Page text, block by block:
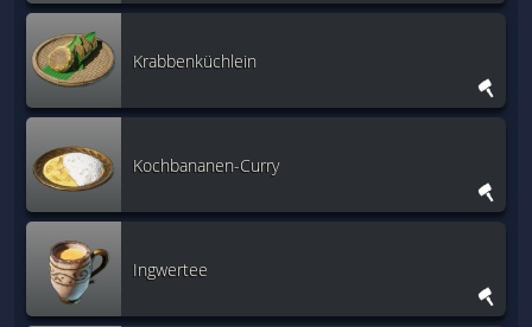
Krabbenküchlein
Kochbananen-Curry
Ingwertee